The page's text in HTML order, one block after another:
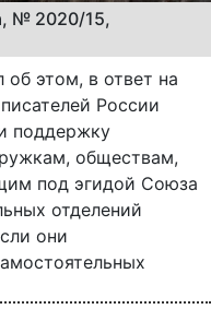
№ 2020/15,
об этом, в ответ на
России
поддержку
обществам,
под эгидой Союза
отделений
они